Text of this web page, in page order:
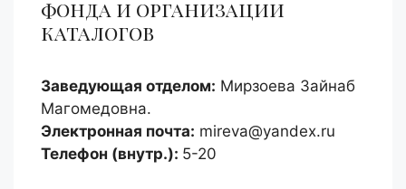
фонда и организации
каталогов
Заведующая отделом: Мирзоева Зайнаб
Магомедовна.
Электронная почта: mireva@yandex.ru
Телефон (внутр.): 5-20